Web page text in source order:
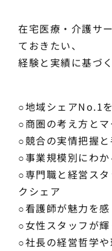
在宅医療・介護サ
ておきたい、
経験と実績に基づ
○地域シェアNo.1
○商圏の考え方と
○競合の実情把握
○事業規模別にわ
○専門職と経営ス
クシェア
○看護師が魅力を
○女性スタッフが
○社長の経営哲学